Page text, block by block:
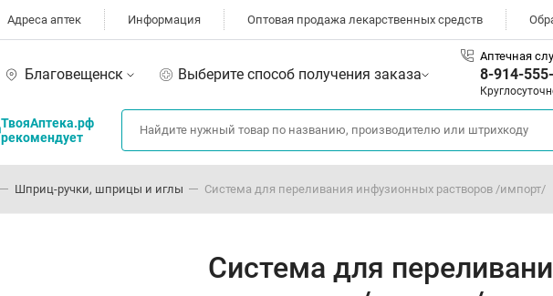
Адреса аптек Информация Оптовая продажа лекарственных средств
Благовещенск Выберите способ получения заказа
Аптечная
8-914-
ТвояАптека.рф
рекомендует
Шприц-ручки, шприцы и иглы Система для переливания инфузионных растворов /импорт/
Система для